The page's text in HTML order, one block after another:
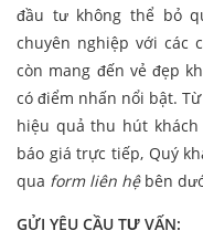
đầu tư không thể bỏ
chuyên nghiệp với các
còn mang đến vẻ đẹp
có điểm nhấn nổi bật.
hiệu quả thu hút
báo giá trực tiếp, Quý
qua form liên hệbên
GỬI YÊU CẦU TƯ VẤN: